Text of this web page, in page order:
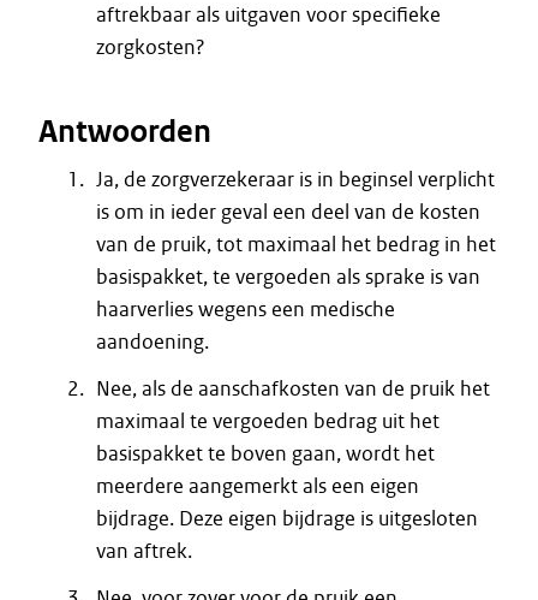
aftrekbaar als uitgaven voor specifieke
zorgkosten?
Antwoorden
Ja, de zorgverzekeraar is in beginsel verplicht
is om in ieder geval een deel van de kosten
van de pruik, tot maximaal het bedrag in het
basispakket, te vergoeden als sprake is van
haarverlies wegens een medische
aandoening.
Nee, als de aanschafkosten van de pruik het
maximaal te vergoeden bedrag uit het
basispakket te boven gaan, wordt het
meerdere aangemerkt als een eigen
bijdrage. Deze eigen bijdrage is uitgesloten
van aftrek.